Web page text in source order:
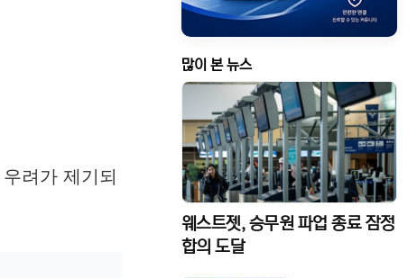
려가 제기되
많이 본 뉴스
웨스트젯, 승무원 파업 종료 잠정
합의 도달